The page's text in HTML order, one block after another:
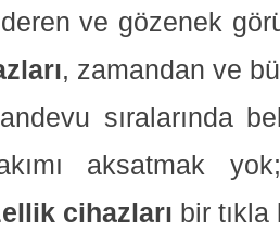
ve gözenek
, zamandan ve
sıralarında
aksatmak
cihazları bir tıkla